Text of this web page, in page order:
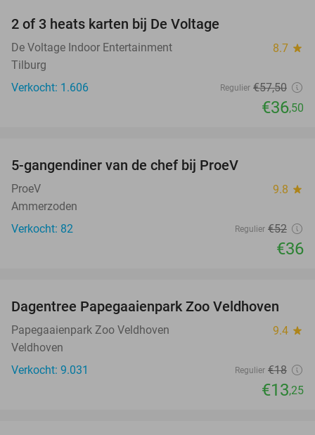
2 of 3 heats karten bij De Voltage
De Voltage Indoor Entertainment 8.7 star
Tilburg
Verkocht: 1.606
Regulier €57,50
€36,50
5-gangendiner van de chef bij ProeV
ProeV 9.8 star
Ammerzoden
Verkocht: 82
Regulier €52
€36
26%
Dagentree Papegaaienpark Zoo Veldhoven
Papegaaienpark Zoo Veldhoven 9.4 star
Veldhoven
Verkocht: 9.031
Regulier €18
€13,25